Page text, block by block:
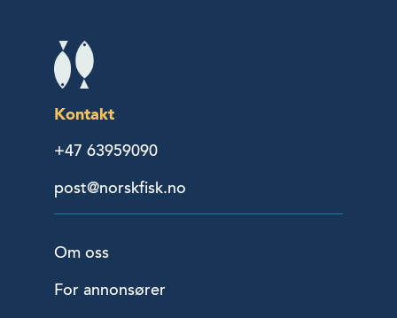
Kontakt
+47 63959090
post@norskfisk.no
Om oss
For annonsører